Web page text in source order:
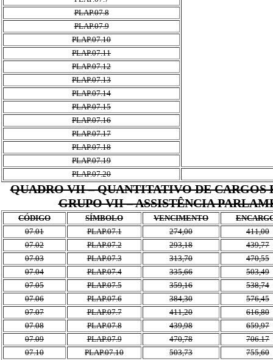
PLAP.07.8
PLAP.07.9
PLAP.07.10
PLAP.07.11
PLAP.07.12
PLAP.07.13
PLAP.07.14
PLAP.07.15
PLAP.07.16
PLAP.07.17
PLAP.07.18
PLAP.07.19
PLAP.07.20
QUADRO VII – QUANTITATIVO DE CARGOS
GRUPO VII – ASSISTÊNCIA
CÓDIGO SÍMBOLO VENCIMENTO
07.01
PLAP.07.1 274,00
411,00
07.02
PLAP.07.2 293,18
439,77
07.03
PLAP.07.3 313,70
470,55
07.04
PLAP.07.4 335,66
503,49
07.05
PLAP.07.5 359,16
538,74
07.06
PLAP.07.6 384,30
576,45
07.07
PLAP.07.7 411,20
616,80
07.08
PLAP.07.8 439,98
659,97
07.09
PLAP.07.9 470,78
706.17
07.10
PLAP.07.10 503,73
755,60